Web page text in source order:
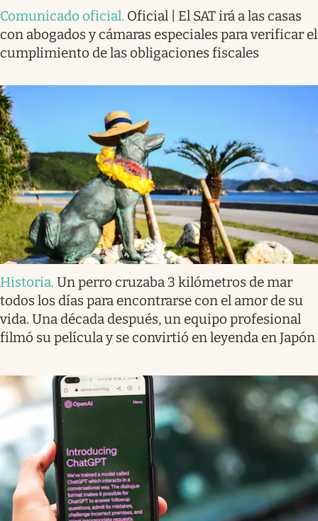
Comunicado oficial. Oficial | El SAT irá a las casas
con abogados y cámaras especiales para verificar el
cumplimiento de las obligaciones fiscales
Historia. Un perro cruzaba 3 kilómetros de mar
todos los días para encontrarse con el amor de su
vida. Una década después, un equipo profesional
filmó su película y se convirtió en leyenda en Japón